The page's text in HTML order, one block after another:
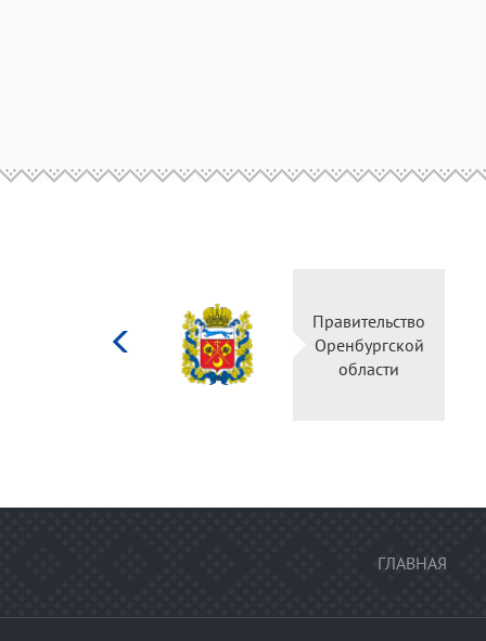
Министерство
культуры
Российской
федерации
ГЛАВНАЯ